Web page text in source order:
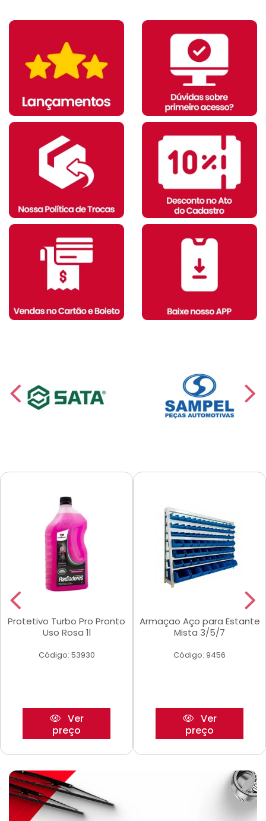
Protetivo Turbo Pro Pronto
Uso Rosa 1l
Código: 53930
Ver
preço
Armaçao Aço para Estante
Mista 3/5/7
Código: 9456
Ver
preço